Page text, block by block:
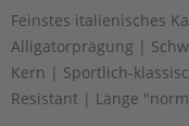
Feinstes italienisches
Alligatorprägung |
Kern | Sportlich-
Resistant | Länge